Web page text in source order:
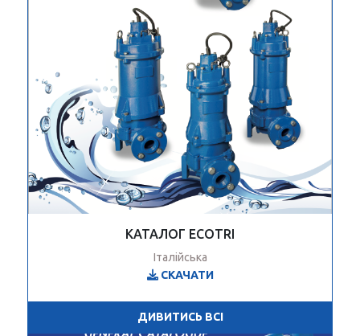
КАТАЛОГ ECOTRI
Італійська
СКАЧАТИ
ДИВИТИСЬ ВСІ